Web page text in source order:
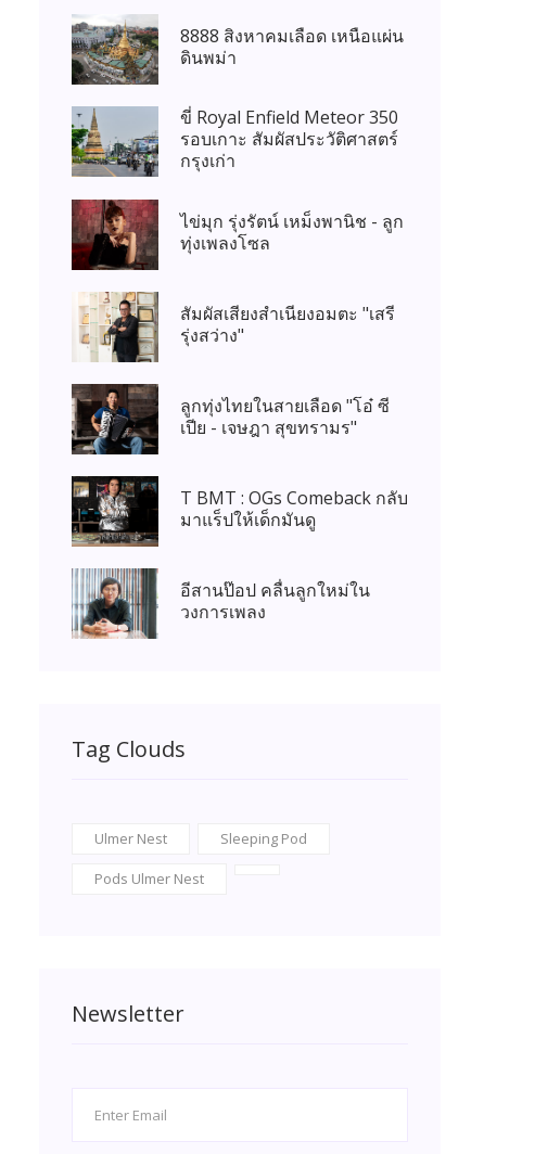
8888 สิงหาคมเลือด เหนือแผ่น
ดินพม่า
ขี่ Royal Enfield Meteor 350
รอบเกาะ สัมผัสประวัติศาสตร์
กรุงเก่า
ไข่มุก รุ่งรัตน์ เหม็งพานิช - ลูก
ทุ่งเพลงโซล
สัมผัสเสียงสำเนียงอมตะ "เสรี
รุ่งสว่าง"
ลูกทุ่งไทยในสายเลือด "โอ๋ ซี
เปีย - เจษฎา สุขทรามร"
T BMT : OGs Comeback กลับ
มาแร็ปให้เด็กมันดู
อีสานป๊อป คลื่นลูกใหม่ใน
วงการเพลง
Tag Clouds
Ulmer Nest Sleeping Pod
Pods Ulmer Nest
Newsletter